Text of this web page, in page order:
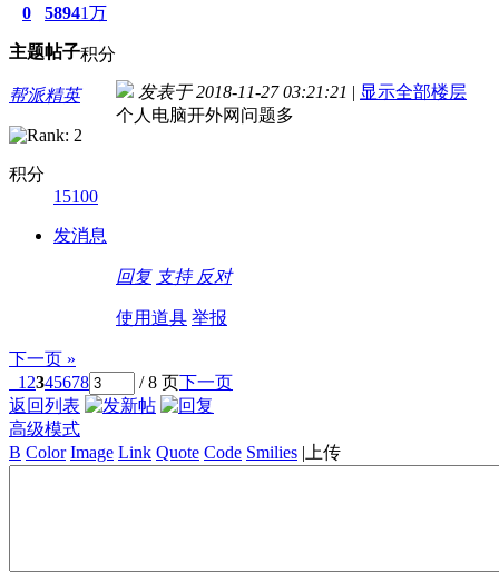
0
主题
5894
帖子
1万
积分
帮派精英
积分
15100
发消息
发表于 2018-11-27 03:21:21 | 显示全部楼层
个人电脑开外网问题多
回复 支持 反对
使用道具 举报
下一页 »
1 2345678 / 8 页下一页
返回列表
高级模式
B Color Image Link Quote Code Smilies | 上传